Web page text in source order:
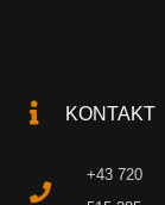
KONTAKT
+43 720